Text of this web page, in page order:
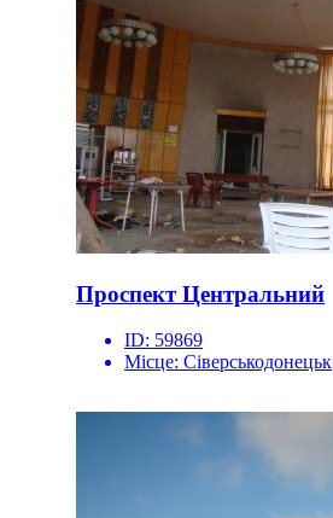
Проспект Центральний
ID: 59869
Місце: Сіверськодонецьк